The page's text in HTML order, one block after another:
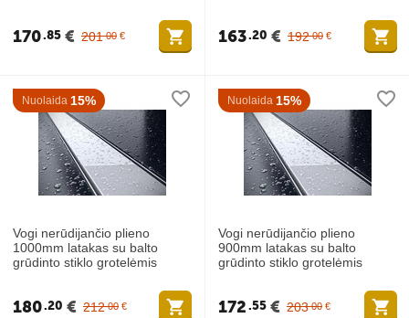
201 00 €
170 85 € 192 00 €
163 20 €
Nuolaida 15%
Vogi nerūdijančio plieno
1000mm latakas su balto
grūdinto stiklo grotelėmis
212 00 €
180 20 €
Nuolaida 15%
Vogi nerūdijančio plieno
900mm latakas su balto
grūdinto stiklo grotelėmis
203 00 €
172 55 €